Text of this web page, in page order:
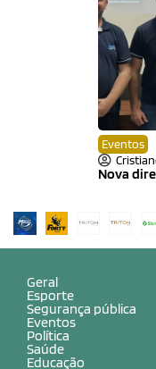
Eventos
Nova
Geral
Esporte
Segurança pública
Eventos
Política
Saúde
Educação